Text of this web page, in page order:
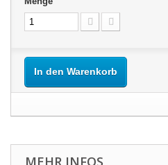
In den Warenkorb
MEHR INFOS